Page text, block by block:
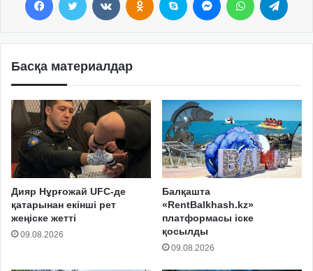
Басқа материалдар
Дияр Нұрғожай UFC-де
қатарынан екінші рет
жеңіске жетті
09.08.2026
Балқашта
«RentBalkhash.kz»
платформасы іске
қосылды
09.08.2026